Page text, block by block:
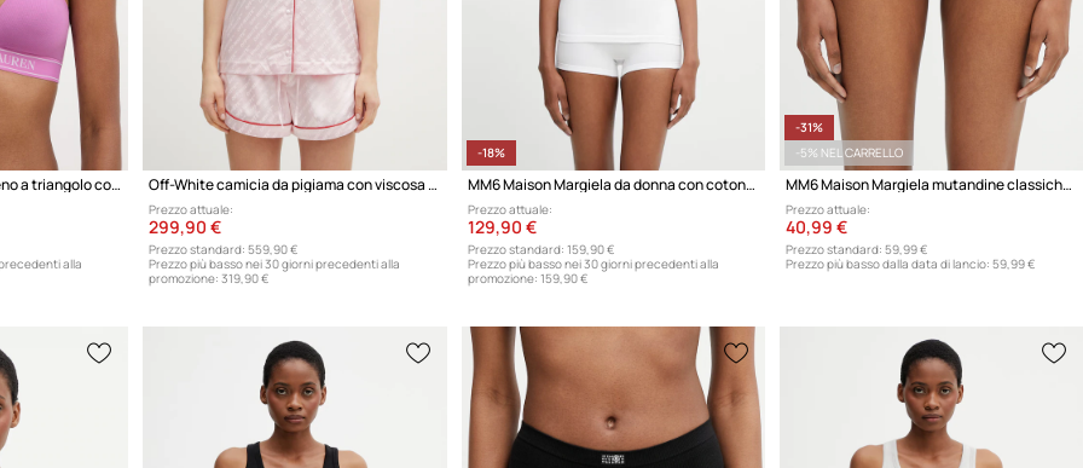
Polo Ralph Lauren reggiseno a triangolo con cotone
alla
Off-White camicia da pigiama con viscosa da donna
Prezzo attuale:
299,90 €
Prezzo standard: 559,90 €
Prezzo più basso nei 30 giorni precedenti alla
promozione: 319,90 €
-18%
MM6 Maison Margiela da donna con cotone
Prezzo attuale:
129,90 €
Prezzo standard: 159,90 €
Prezzo più basso nei 30 giorni precedenti alla
promozione: 159,90 €
-31%
-5% NEL CARRELLO
MM6 Maison Margiela mutandine classiche da donna con cotone
Prezzo attuale:
40,99 €
Prezzo standard: 59,99 €
Prezzo più basso dalla data di lancio: 59,99 €